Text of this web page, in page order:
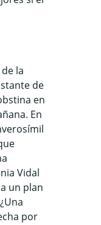
la
de
en
En
Vidal
un plan
por